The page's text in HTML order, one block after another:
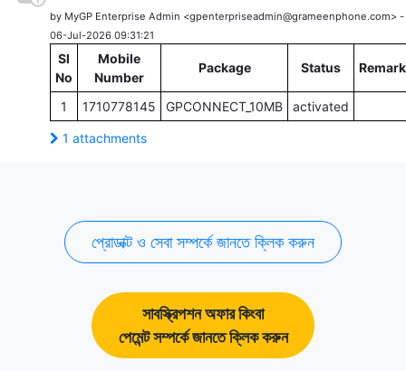
by MyGP Enterprise Admin <gpenterpriseadmin@grameenphone.com> -
06-Jul-2026 09:31:21
Sl
No
Mobile
Number
Package Status
1 1710778145 GPCONNECT_10MB activated
1 attachments
প্রোডাক্ট ও সেবা সম্পর্কে জানতে ক্লিক করুন
সাবস্ক্রিপশন অফার কিংবা
পেমেন্ট সম্পর্কে জানতে ক্লিক করুন